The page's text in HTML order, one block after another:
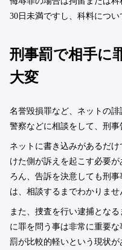
30日未満ですし、科料につい
刑事罰で相手に
大変
名誉毀損罪など、ネットの誹
警察などに相談をして、刑事
ネットに書き込みがあるだ
けた側が訴えを起こす必要
ろん、告訴を決意しても刑
は、相談するまでわかりませ
また、捜査を行い逮捕とな
に罪を問う事は非常に重要
罰が比較的軽いという現状が